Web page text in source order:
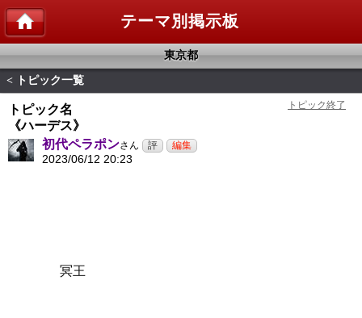
テーマ別掲示板
東京都
< トピック一覧
トピック名
《ハーデス》
初代ペラポンさん
2023/06/12 20:23
冥王